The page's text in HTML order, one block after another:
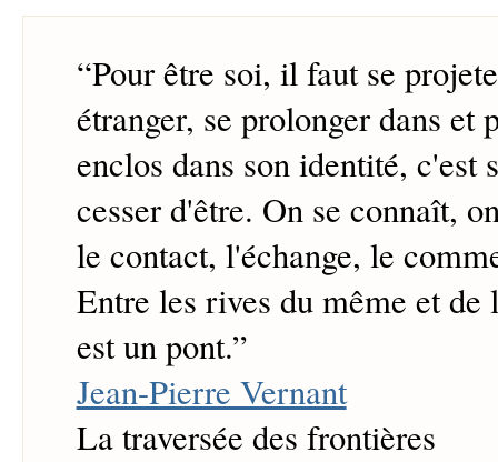
“Pour être soi, il faut se
étranger, se prolonger dans et
enclos dans son identité, c'est
cesser d'être. On se connaît,
le contact, l'échange, le
Entre les rives du même et
est un pont.”
Jean-Pierre Vernant
La traversée des frontières